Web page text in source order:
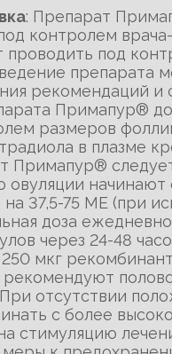
: Препарат
контролем
под
препарата
рекомендаций и
Примапур®
размеров
в плазме
Примапур®
37,5-75 МЕ (при
доза
через 24-48
мкг
отсутствии
с более
стимуляцию